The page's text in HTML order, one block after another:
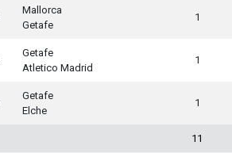
Mallorca
Getafe
1
Getafe
Atletico Madrid
1
Getafe
Elche
1
11